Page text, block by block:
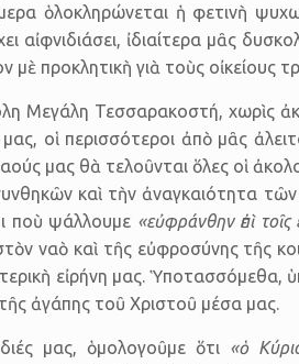
ὁλοκληρώνεται ἡ φετινὴ
αἰφνι­διάσει, ἰδιαίτερα μᾶς
μὲ προκλη­τικὴ γιὰ τοὺς οἰκείους
Μεγάλη Τεσσαρακοστή, χωρὶς
οἱ περισσότεροι ἀπὸ μᾶς
μας θὰ τελοῦνται ὅλες οἱ
καὶ τὴν ἀναγκαιότητα
ποὺ ψάλλουμε «εὐφράνθην ἐπὶ
ναὸ καὶ τῆς εὐφρο­σύνης τῆς
εἰρήνη μας. Ὑπο­τασ­σό­μεθα,
ἀγάπης τοῦ Χριστοῦ μέσα μας.
μας, ὁμολογοῦμε ὅτι «ὁ